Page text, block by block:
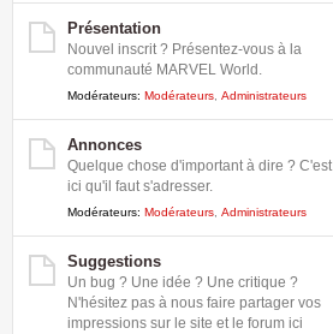
Présentation
Nouvel inscrit ? Présentez-vous à la
communauté MARVEL World.
Modérateurs: Modérateurs Administrateurs
Annonces
Quelque chose d'important à dire ? C'est
ici qu'il faut s'adresser.
Modérateurs: Modérateurs Administrateurs
Suggestions
Un bug ? Une idée ? Une critique ?
N'hésitez pas à nous faire partager vos
impressions sur le site et le forum ici